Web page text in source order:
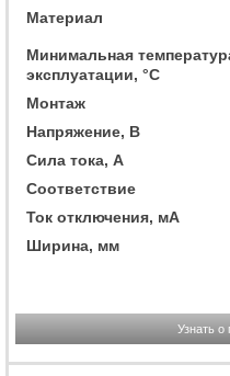
Материал
Минимальная
эксплуатации, °C
Монтаж
Напряжение, В
Сила тока, А
Соответствие
Ток отключения, мА
Ширина, мм
Узнать о